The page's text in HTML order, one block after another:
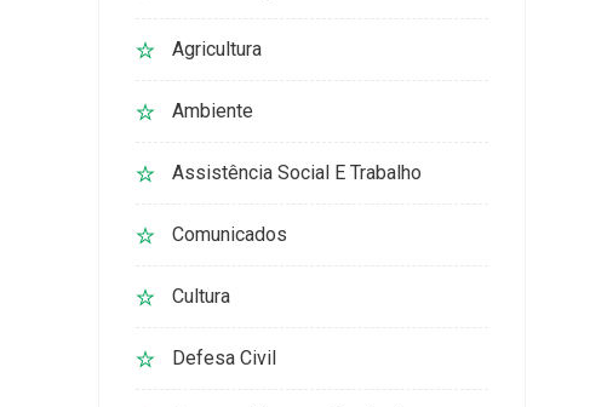
Agricultura
Ambiente
Assistência Social E Trabalho
Comunicados
Cultura
Defesa Civil